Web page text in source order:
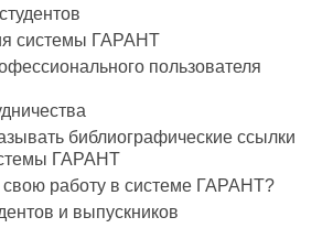
системы ГАРАНТ
пользователя
библиографические ссылки
ГАРАНТ
свою работу в системе ГАРАНТ?
и выпускников